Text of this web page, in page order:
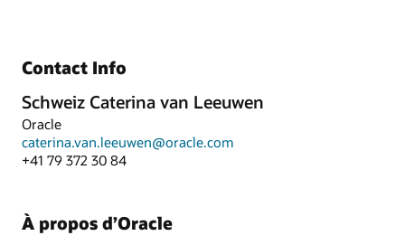
Contact Info
Schweiz Caterina van Leeuwen
Oracle
caterina.van.leeuwen@oracle.com
+41 79 372 30 84
À propos d’Oracle